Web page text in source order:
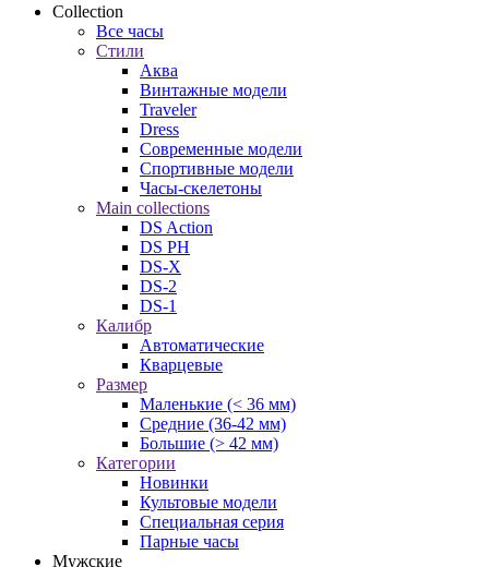
Collection
Все часы
Стили
Аква
Винтажные модели
Traveler
Dress
Современные модели
Спортивные модели
Часы-скелетоны
Main collections
DS Action
DS PH
DS-X
DS-2
DS-1
Калибр
Автоматические
Кварцевые
Размер
Маленькие (< 36 мм)
Средние (36-42 мм)
Большие (> 42 мм)
Категории
Новинки
Культовые модели
Специальная серия
Парные часы
Мужские